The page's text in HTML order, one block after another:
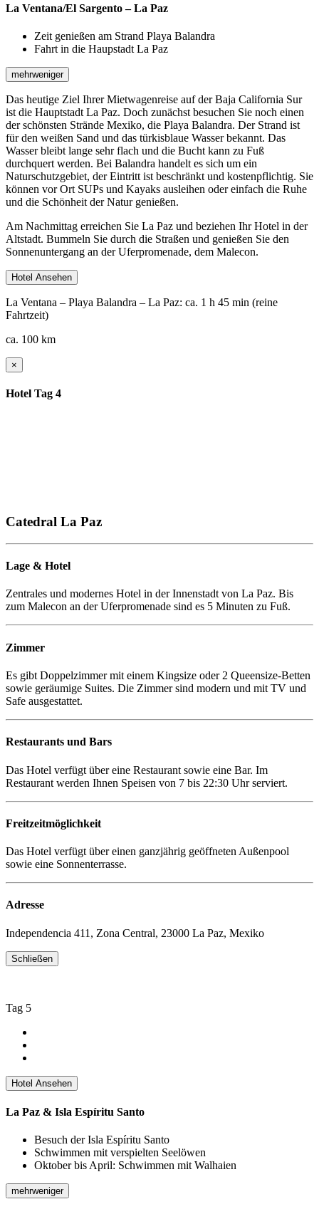
La Ventana/El Sargento – La Paz
Zeit genießen am Strand Playa Balandra
Fahrt in die Haupstadt La Paz
mehrweniger
Das heutige Ziel Ihrer Mietwagenreise auf der Baja California Sur
ist die Hauptstadt La Paz. Doch zunächst besuchen Sie noch einen
der schönsten Strände Mexiko, die Playa Balandra. Der Strand ist
für den weißen Sand und das türkisblaue Wasser bekannt. Das
Wasser bleibt lange sehr flach und die Bucht kann zu Fuß
durchquert werden. Bei Balandra handelt es sich um ein
Naturschutzgebiet, der Eintritt ist beschränkt und kostenpflichtig. Sie
können vor Ort SUPs und Kayaks ausleihen oder einfach die Ruhe
und die Schönheit der Natur genießen.
Am Nachmittag erreichen Sie La Paz und beziehen Ihr Hotel in der
Altstadt. Bummeln Sie durch die Straßen und genießen Sie den
Sonnenuntergang an der Uferpromenade, dem Malecon.
Hotel Ansehen
La Ventana – Playa Balandra – La Paz: ca. 1 h 45 min (reine
Fahrtzeit)
ca. 100 km
×
Hotel Tag 4
Catedral La Paz
Lage & Hotel
Zentrales und modernes Hotel in der Innenstadt von La Paz. Bis
zum Malecon an der Uferpromenade sind es 5 Minuten zu Fuß.
Zimmer
Es gibt Doppelzimmer mit einem Kingsize oder 2 Queensize-Betten
sowie geräumige Suites. Die Zimmer sind modern und mit TV und
Safe ausgestattet.
Restaurants und Bars
Das Hotel verfügt über eine Restaurant sowie eine Bar. Im
Restaurant werden Ihnen Speisen von 7 bis 22:30 Uhr serviert.
Freitzeitmöglichkeit
Das Hotel verfügt über einen ganzjährig geöffneten Außenpool
sowie eine Sonnenterrasse.
Adresse
Independencia 411, Zona Central, 23000 La Paz, Mexiko
Schließen
Tag 5
Hotel Ansehen
La Paz & Isla Espíritu Santo
Besuch der Isla Espíritu Santo
Schwimmen mit verspielten Seelöwen
Oktober bis April: Schwimmen mit Walhaien
mehrweniger